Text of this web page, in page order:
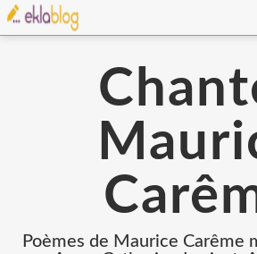
Poèmes de Maurice Carême